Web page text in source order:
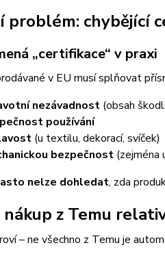
problém: chybějící
„certifikace“ v praxi
v EU musí splňovat
nezávadnost(obsah
používání
(u textilu, dekorací, svíček)
bezpečnost(zejména
nelze dohledat, zda
nákup z Temu
– ne všechno z Temu je